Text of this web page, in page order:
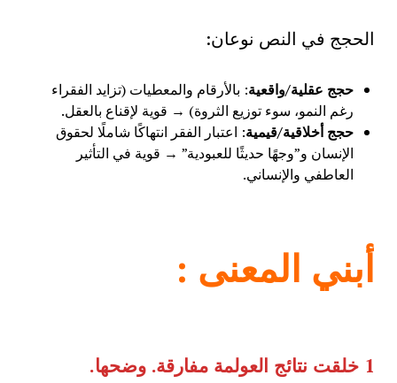
الحجج في النص نوعان:
حجج عقلية/واقعية: بالأرقام والمعطيات (تزايد الفقراء
رغم النمو، سوء توزيع الثروة) → قوية لإقناع بالعقل.
حجج أخلاقية/قيمية: اعتبار الفقر انتهاكًا شاملًا لحقوق
الإنسان و”وجهًا حديثًا للعبودية” → قوية في التأثير
العاطفي والإنساني.
أبني المعنى :
1 خلقت نتائج العولمة مفارقة. وضحها.